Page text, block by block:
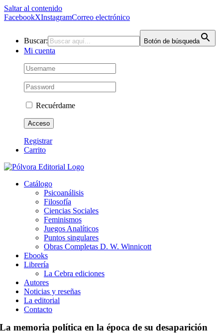
Saltar al contenido
FacebookXInstagramCorreo electrónico
Buscar: Botón de búsqueda
Mi cuenta
Recuérdame
Registrar
Carrito
Catálogo
Psicoanálisis
Filosofía
Ciencias Sociales
Feminismos
Juegos Analíticos
Puntos singulares
Obras Completas D. W. Winnicott
Ebooks
Librería
La Cebra ediciones
Autores
Noticias y reseñas
La editorial
Contacto
La memoria política en la época de su desaparición